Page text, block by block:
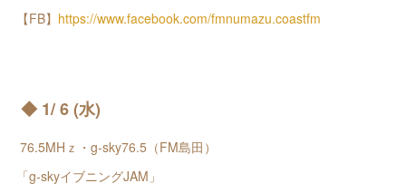
【FB】 https://www.facebook.com/fmnumazu.coastfm
◆ 1/ 6 (水)
76.5MHｚ・g-sky76.5（FM島田）
「g-skyイブニングJAM」